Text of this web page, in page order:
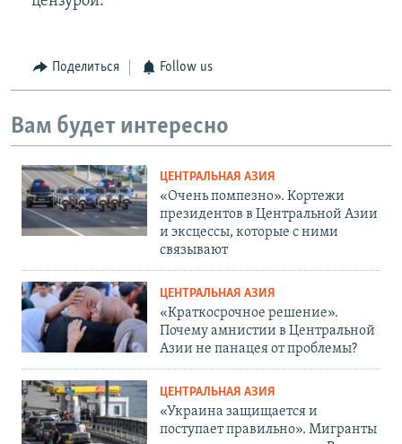
Поделиться Follow us
Вам будет интересно
ЦЕНТРАЛЬНАЯ АЗИЯ
«Очень помпезно». Кортежи
президентов в Центральной Азии
и эксцессы, которые с ними
связывают
ЦЕНТРАЛЬНАЯ АЗИЯ
«Краткосрочное решение».
Почему амнистии в Центральной
Азии не панацея от проблемы?
ЦЕНТРАЛЬНАЯ АЗИЯ
«Украина защищается и
поступает правильно». Мигранты